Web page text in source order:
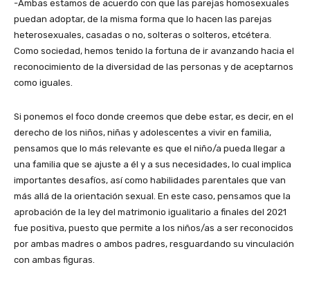
-Ambas estamos de acuerdo con que las parejas homosexuales
puedan adoptar, de la misma forma que lo hacen las parejas
heterosexuales, casadas o no, solteras o solteros, etcétera.
Como sociedad, hemos tenido la fortuna de ir avanzando hacia el
reconocimiento de la diversidad de las personas y de aceptarnos
como iguales.
Si ponemos el foco donde creemos que debe estar, es decir, en el
derecho de los niños, niñas y adolescentes a vivir en familia,
pensamos que lo más relevante es que el niño/a pueda llegar a
una familia que se ajuste a él y a sus necesidades, lo cual implica
importantes desafíos, así como habilidades parentales que van
más allá de la orientación sexual. En este caso, pensamos que la
aprobación de la ley del matrimonio igualitario a finales del 2021
fue positiva, puesto que permite a los niños/as a ser reconocidos
por ambas madres o ambos padres, resguardando su vinculación
con ambas figuras.